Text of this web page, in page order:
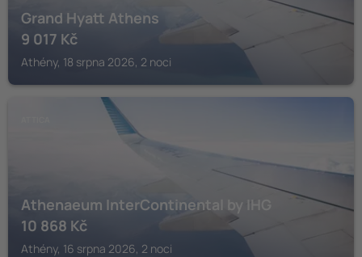
Grand Hyatt Athens
9 017 Kč
Athény, 18 srpna 2026, 2 noci
Athenaeum InterContinental by IHG
10 868 Kč
Athény, 16 srpna 2026, 2 noci